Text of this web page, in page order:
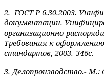
2. ГОСТ Р 6.30.2003.
документации.
организационно-
Требования к
стандартов, 2003.-346с.
3. Делопроизводство.- М.: